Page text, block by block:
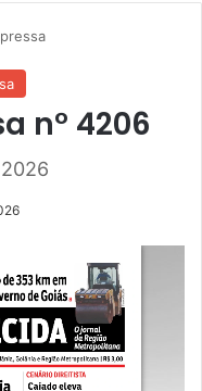
n° 4206